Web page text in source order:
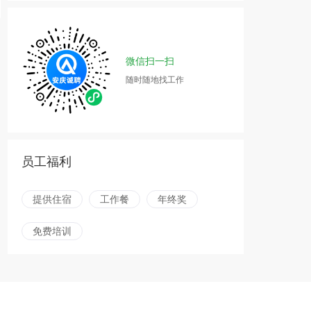
微信扫一扫
随时随地找工作
员工福利
提供住宿 工作餐 年终奖
免费培训